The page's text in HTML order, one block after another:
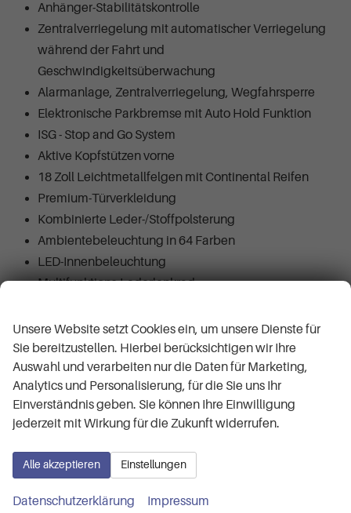
Anhänger-Stabilitätskontrolle
Zentralverriegelung mit automatischer Verriegelung
während der Fahrt und
Geschwindigkeitsüberwachung
Alarmanlage, Zentralverriegelung, Wegfahrsperre
Elektronische Parkbremse mit Auto Hold Funktion
ISG - Stop and Go System
Aktive Kopfstützen vorne
18 Zoll Leichtmetallfelgen mit Continental Reifen
Premium-Türverkleidung
Kombinierte Leder-/Stoffpolsterung
Ambientebeleuchtung in 64 Farben
LED-Innenbeleuchtung
Multifunktions-Lederlenkrad
Lenkrad
Elektrisch verstellbare Lendenwirbelstütze für Fahrer
und Beifahrer
Im Verhältnis 4:2:4 umklappbare Rücksitze
Vom Kofferraum aus umklappbare Rücksitze
Höhenverstellbarer Fahrersitz
Höhenverstellbarer Beifahrersitz
Vordere Armlehne
Gepäcknetz an den Rückseiten der Vordersitze
Unsere Website setzt Cookies ein, um unsere Dienste für
Sie bereitzustellen. Hierbei berücksichtigen wir Ihre
Auswahl und verarbeiten nur die Daten für Marketing,
Analytics und Personalisierung, für die Sie uns Ihr
Einverständnis geben. Sie können Ihre Einwilligung
jederzeit mit Wirkung für die Zukunft widerrufen.
Alle akzeptieren Einstellungen
Datenschutzerklärung Impressum